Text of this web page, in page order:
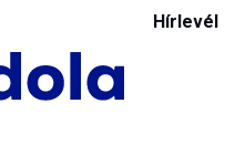
Hírlevél